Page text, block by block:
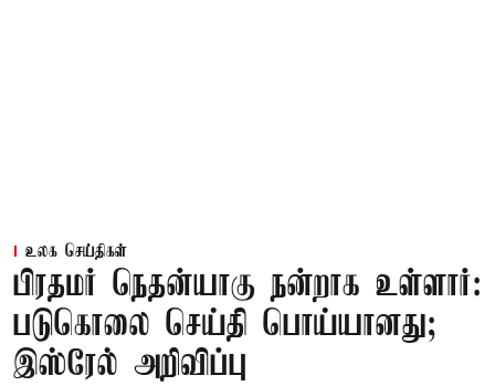
உலக செய்திகள்
பிரதமர் நெதன்யாகு நன்றாக உள்ளார்:
படுகொலை செய்தி பொய்யானது;
இஸ்ரேல் அறிவிப்பு